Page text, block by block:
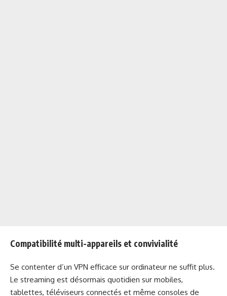
Compatibilité multi-appareils et convivialité
Se contenter d’un VPN efficace sur ordinateur ne suffit plus.
Le streaming est désormais quotidien sur mobiles,
tablettes, téléviseurs connectés et même consoles de